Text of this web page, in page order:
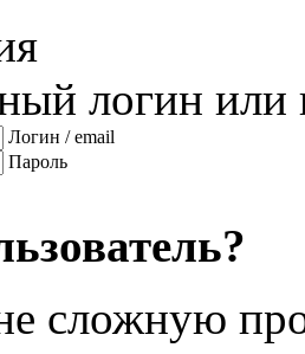
логин или
Логин / email
Пароль
сложную